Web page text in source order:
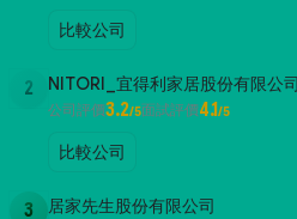
比較公司
2 NITORI_宜得利家居股份有限公司
公司評價3.2/5面試評價4.1/5
比較公司
3 居家先生股份有限公司